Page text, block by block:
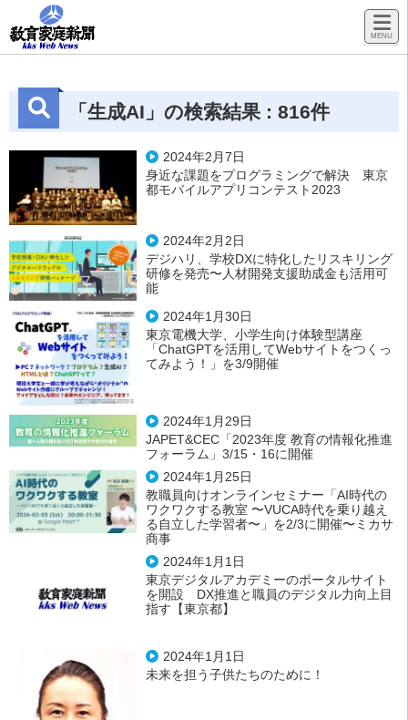
「生成AI」の検索結果 : 816件
2024年2月7日
身近な課題をプログラミングで解決 東京
都モバイルアプリコンテスト2023
2024年2月2日
デジハリ、学校DXに特化したリスキリング
研修を発売〜人材開発支援助成金も活用可
能
2024年1月30日
東京電機大学、小学生向け体験型講座
「ChatGPTを活用してWebサイトをつくっ
てみよう！」を3/9開催
2024年1月29日
JAPET&CEC「2023年度 教育の情報化推進
フォーラム」3/15・16に開催
2024年1月25日
教職員向けオンラインセミナー「AI時代の
ワクワクする教室 〜VUCA時代を乗り越え
る自立した学習者〜」を2/3に開催〜ミカサ
商事
2024年1月1日
東京デジタルアカデミーのポータルサイト
を開設 DX推進と職員のデジタル力向上目
指す【東京都】
2024年1月1日
未来を担う子供たちのために！